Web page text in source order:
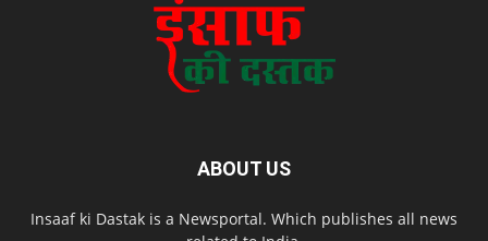
ABOUT US
Insaaf ki Dastak is a Newsportal. Which publishes all news